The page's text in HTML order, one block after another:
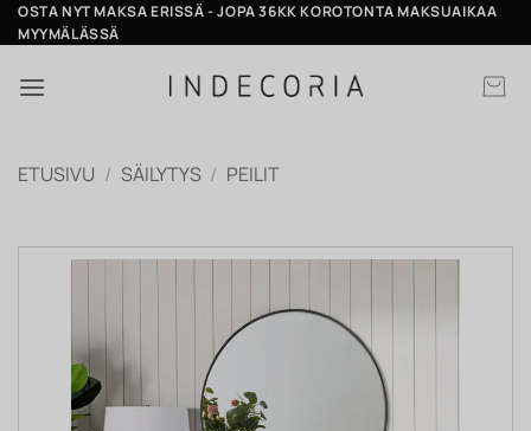
Skip
to
OSTA NYT MAKSA ERISSÄ - JOPA 36KK KOROTONTA MAKSUAIKAA
MYYMÄLÄSSÄ
ETUSIVU / SÄILYTYS / PEILIT